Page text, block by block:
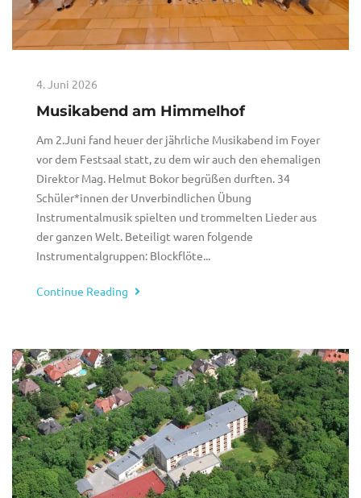
4. Juni 2026
Musikabend am Himmelhof
Am 2.Juni fand heuer der jährliche Musikabend im Foyer
vor dem Festsaal statt, zu dem wir auch den ehemaligen
Direktor Mag. Helmut Bokor begrüßen durften. 34
Schüler*innen der Unverbindlichen Übung
Instrumentalmusik spielten und trommelten Lieder aus
der ganzen Welt. Beteiligt waren folgende
Instrumentalgruppen: Blockflöte...
Continue Reading